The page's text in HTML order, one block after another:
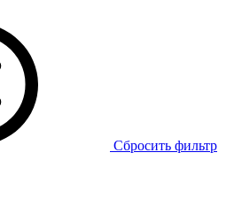
Сбросить фильтр